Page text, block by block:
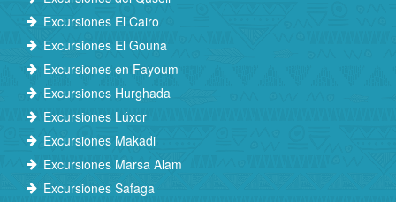
Excursiones El Cairo
Excursiones El Gouna
Excursiones en Fayoum
Excursiones Hurghada
Excursiones Lúxor
Excursiones Makadi
Excursiones Marsa Alam
Excursiones Safaga